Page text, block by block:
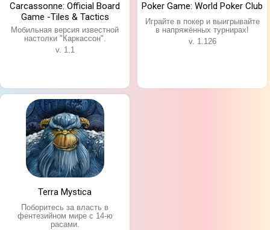
Carcassonne: Official Board
Game -Tiles & Tactics
Мобильная версия известной
настолки "Каркассон".
v. 1.1
Poker Game: World Poker Club
Играйте в покер и выигрывайте
в напряжённых турнирах!
v. 1.126
Terra Mystica
Поборитесь за власть в
фентезийном мире с 14-ю
расами.